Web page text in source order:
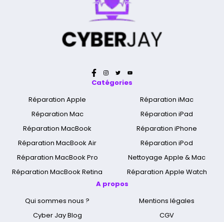
Catégories
Réparation Apple
Réparation Mac
Réparation MacBook
Réparation MacBook Air
Réparation MacBook Pro
Réparation MacBook Retina
Réparation iMac
Réparation iPad
Réparation iPhone
Réparation iPod
Nettoyage Apple & Mac
Réparation Apple Watch
A propos
Qui sommes nous ?
Cyber Jay Blog
Mentions légales
CGV